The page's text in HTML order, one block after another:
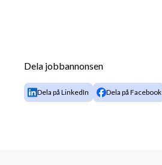
Dela jobbannonsen
Dela på LinkedIn Dela på Facebook